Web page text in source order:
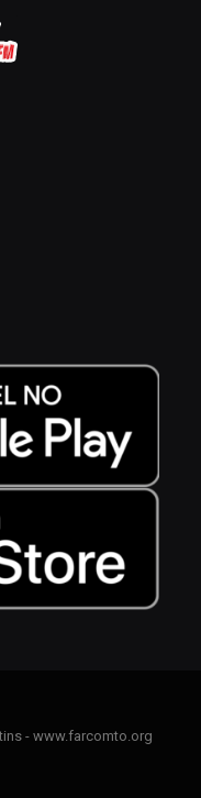
- www.farcomto.org